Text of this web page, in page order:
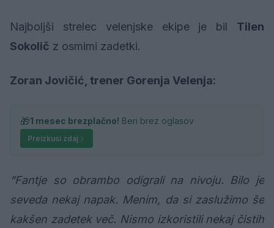
Najboljši strelec velenjske ekipe je bil Tilen
Sokolič z osmimi zadetki.
Zoran Jovičić, trener Gorenja Velenja:
🎁1 mesec brezplačno! Beri brez oglasov
Preizkusi zdaj
“Fantje so obrambo odigrali na nivoju. Bilo je
seveda nekaj napak. Menim, da si zaslužimo še
kakšen zadetek več. Nismo izkoristili nekaj čistih